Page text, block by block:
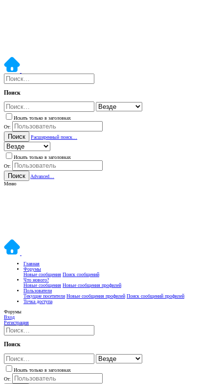
Поиск
Искать только в заголовках
От:
Поиск Расширенный поиск…
Искать только в заголовках
От:
Поиск
Advanced…
Меню
Главная
Форумы
Новые сообщения Поиск сообщений
Что нового?
Новые сообщения Новые сообщения профилей
Пользователи
Текущие посетители Новые сообщения профилей Поиск сообщений профилей
Точка доступа
Форумы
Вход
Регистрация
Поиск
Искать только в заголовках
От: